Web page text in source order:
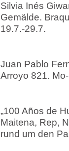
Silvia Inés
Gemälde.
19.7.-29.7.
Juan Pablo
Arroyo 821.
„100 Años de
Maitena, Rep,
rund um den